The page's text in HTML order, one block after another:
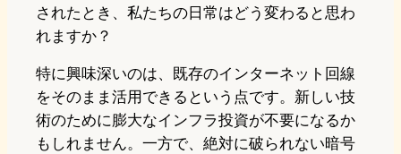
されたとき、私たちの日常はどう変わると思わ
れますか？
特に興味深いのは、既存のインターネット回線
をそのまま活用できるという点です。新しい技
術のために膨大なインフラ投資が不要になるか
もしれません。一方で、絶対に破られない暗号